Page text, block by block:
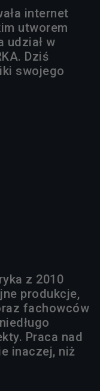
internet
utworem
udział w
Dziś
swojego
z 2010
produkcje,
fachowców
Praca nad
inaczej, niż